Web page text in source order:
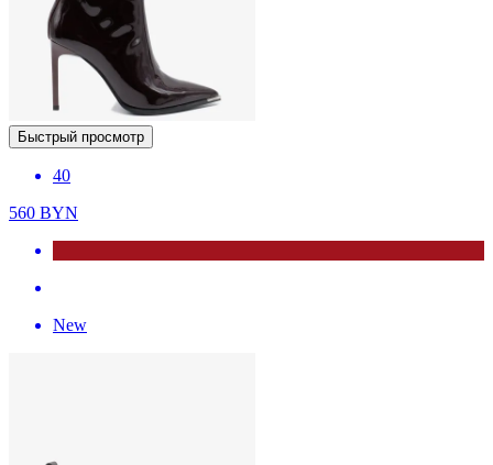
Быстрый просмотр
40
560 BYN
New